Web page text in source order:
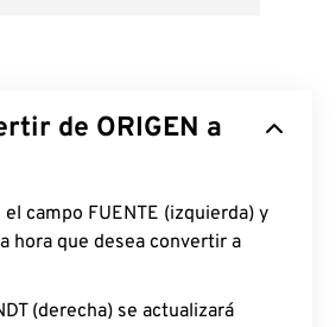
de ORIGEN a
el campo FUENTE (izquierda) y
hora que desea convertir a
(derecha) se actualizará